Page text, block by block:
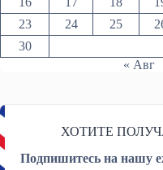
23
24 25
30
« Авг
ХОТИТЕ
Подпишитесь на нашу